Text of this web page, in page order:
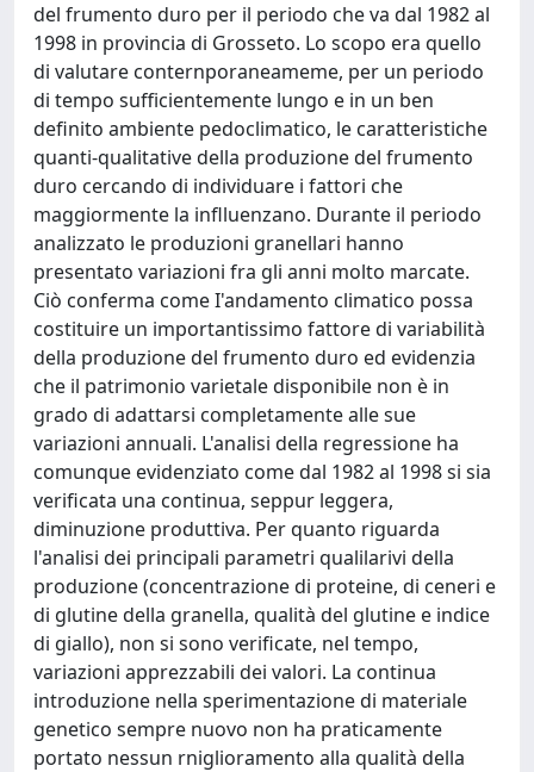
del frumento duro per il periodo che va dal 1982 al
1998 in provincia di Grosseto. Lo scopo era quello
di valutare conternporaneameme, per un periodo
di tempo sufficientemente lungo e in un ben
definito ambiente pedoclimatico, le caratteristiche
quanti-qualitative della produzione del frumento
duro cercando di individuare i fattori che
maggiormente la inflluenzano. Durante il periodo
analizzato le produzioni granellari hanno
presentato variazioni fra gli anni molto marcate.
Ciò conferma come I'andamento climatico possa
costituire un importantissimo fattore di variabilità
della produzione del frumento duro ed evidenzia
che il patrimonio varietale disponibile non è in
grado di adattarsi completamente alle sue
variazioni annuali. L'analisi della regressione ha
comunque evidenziato come dal 1982 al 1998 si sia
verificata una continua, seppur leggera,
diminuzione produttiva. Per quanto riguarda
l'analisi dei principali parametri qualilarivi della
produzione (concentrazione di proteine, di ceneri e
di glutine della granella, qualità del glutine e indice
di giallo), non si sono verificate, nel tempo,
variazioni apprezzabili dei valori. La continua
introduzione nella sperimentazione di materiale
genetico sempre nuovo non ha praticamente
portato nessun rniglioramento alla qualità della